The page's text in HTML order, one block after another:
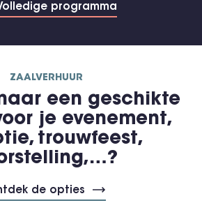
programma
ZAALVERHUUR
een geschikte
je evenement,
trouwfeest,
de opties